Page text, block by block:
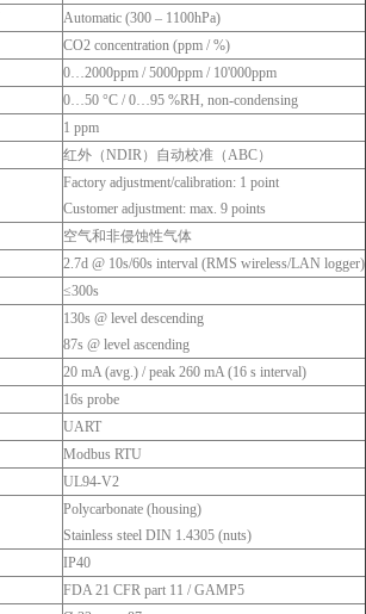
Automatic (300 – 1100hPa)
CO2 concentration (ppm / %)
0…2000ppm / 5000ppm / 10'000ppm
0…50 °C / 0…95 %RH, non-condensing
1 ppm
红外（NDIR）自动校准（ABC）
Factory adjustment/calibration: 1 point
Customer adjustment: max. 9 points
空气和非侵蚀性气体
2.7d @ 10s/60s interval (RMS wireless/LAN logger)
≤300s
130s @ level descending
87s @ level ascending
20 mA (avg.) / peak 260 mA (16 s interval)
16s probe
UART
Modbus RTU
UL94-V2
Polycarbonate (housing)
Stainless steel DIN 1.4305 (nuts)
IP40
FDA 21 CFR part 11 / GAMP5